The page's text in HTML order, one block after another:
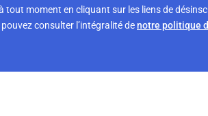
tout moment en cliquant sur les liens de
consulter l’intégralité denotre politique